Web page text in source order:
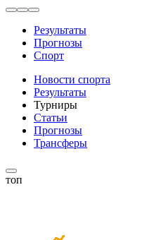
Результаты
Прогнозы
Спорт
Новости спорта
Результаты
Турниры
Статьи
Прогнозы
Трансферы
топ